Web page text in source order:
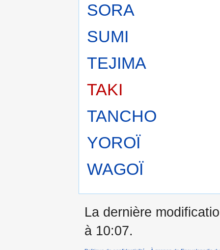
SORA
SUMI
TEJIMA
TAKI
TANCHO
YOROÏ
WAGOÏ
La dernière
à 10:07.